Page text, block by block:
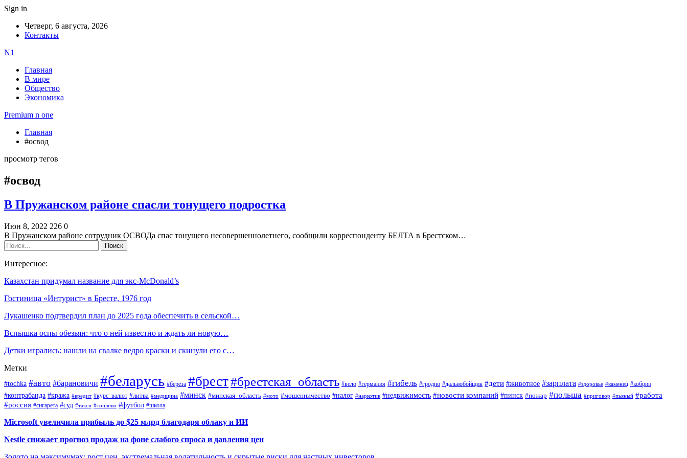
Sign in
Четверг, 6 августа, 2026
Контакты
N1
Главная
В мире
Общество
Экономика
Premium n one
Главная
#освод
просмотр тегов
#освод
В Пружанском районе спасли тонущего подростка
Июн 8, 2022 226 0
В Пружанском районе сотрудник ОСВОДа спас тонущего несовершеннолетнего, сообщили корреспонденту БЕЛТА в Брестском…
Интересное:
Казахстан придумал название для экс-McDonald’s
Гостиница «Интурист» в Бресте, 1976 год
Лукашенко подтвердил план до 2025 года обеспечить в сельской…
Вспышка оспы обезьян: что о ней известно и ждать ли новую…
Детки игрались: нашли на свалке ведро краски и скинули его с…
Метки
#tochka #авто #барановичи #беларусь #берёза #брест#брестская_область #вело #германия #гибель #гродно #дальнобойщик #дети #животное #зарплата #здоровье #каменец #кобрин
#контрабанда #кража #кредит #курс_валют #литва #медицина #минск #минская_область #мото #мошенничество #налог #наркотик #недвижимость #новости компаний #пинск #пожар #польша #приговор #пьяный #работа
#россия #сигарета #суд #такси #топливо #футбол #школа
Microsoft увеличила прибыль до $25 млрд благодаря облаку и ИИ
Nestle снижает прогноз продаж на фоне слабого спроса и давления цен